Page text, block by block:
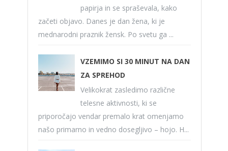
papirja in se spraševala, kako
začeti objavo. Danes je dan žena, ki je
mednarodni praznik žensk. Po svetu ga ...
VZEMIMO SI 30 MINUT NA DAN
ZA SPREHOD
Velikokrat zasledimo različne
telesne aktivnosti, ki se
priporočajo vendar premalo krat omenjamo
našo primarno in vedno dosegljivo – hojo. H...